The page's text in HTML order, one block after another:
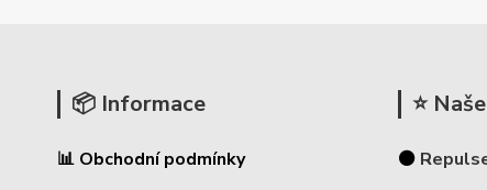
📦 Informace
📊 Obchodní podmínky
⭐
⚫